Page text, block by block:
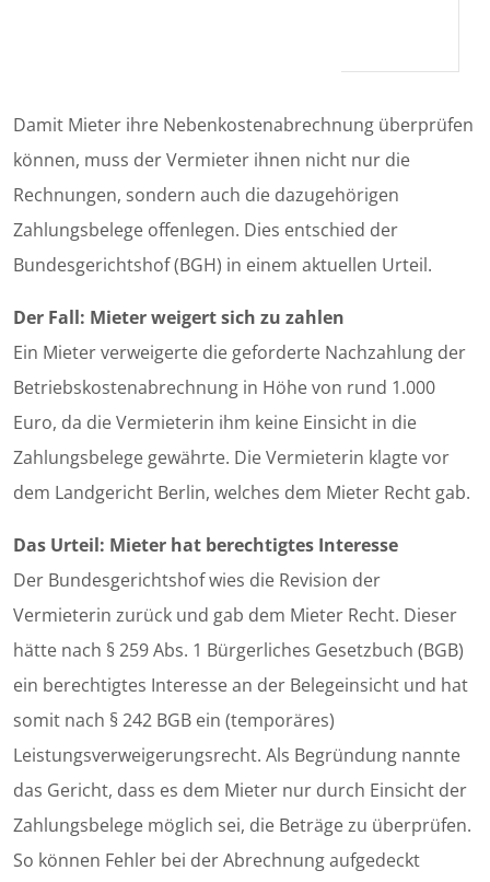
Damit Mieter ihre Nebenkostenabrechnung überprüfen
können, muss der Vermieter ihnen nicht nur die
Rechnungen, sondern auch die dazugehörigen
Zahlungsbelege offenlegen. Dies entschied der
Bundesgerichtshof (BGH) in einem aktuellen Urteil.
Der Fall: Mieter weigert sich zu zahlen
Ein Mieter verweigerte die geforderte Nachzahlung der
Betriebskostenabrechnung in Höhe von rund 1.000
Euro, da die Vermieterin ihm keine Einsicht in die
Zahlungsbelege gewährte. Die Vermieterin klagte vor
dem Landgericht Berlin, welches dem Mieter Recht gab.
Das Urteil: Mieter hat berechtigtes Interesse
Der Bundesgerichtshof wies die Revision der
Vermieterin zurück und gab dem Mieter Recht. Dieser
hätte nach § 259 Abs. 1 Bürgerliches Gesetzbuch (BGB)
ein berechtigtes Interesse an der Belegeinsicht und hat
somit nach § 242 BGB ein (temporäres)
Leistungsverweigerungsrecht. Als Begründung nannte
das Gericht, dass es dem Mieter nur durch Einsicht der
Zahlungsbelege möglich sei, die Beträge zu überprüfen.
So können Fehler bei der Abrechnung aufgedeckt